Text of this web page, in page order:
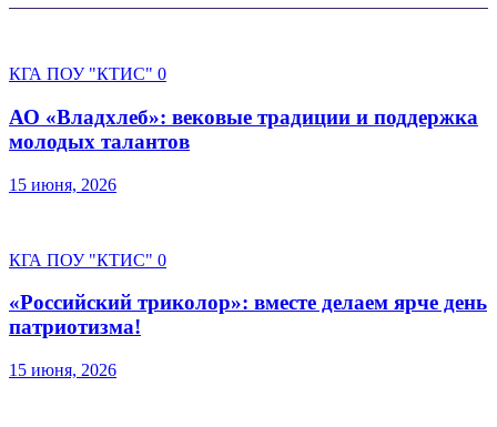
КГА ПОУ "КТИС" 0
АО «Владхлеб»: вековые традиции и поддержка
молодых талантов
15 июня, 2026
КГА ПОУ "КТИС" 0
«Российский триколор»: вместе делаем ярче день
патриотизма!
15 июня, 2026